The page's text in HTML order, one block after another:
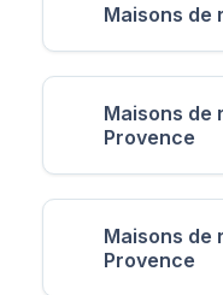
Maisons de
Maisons de
Provence
Maisons de
Provence